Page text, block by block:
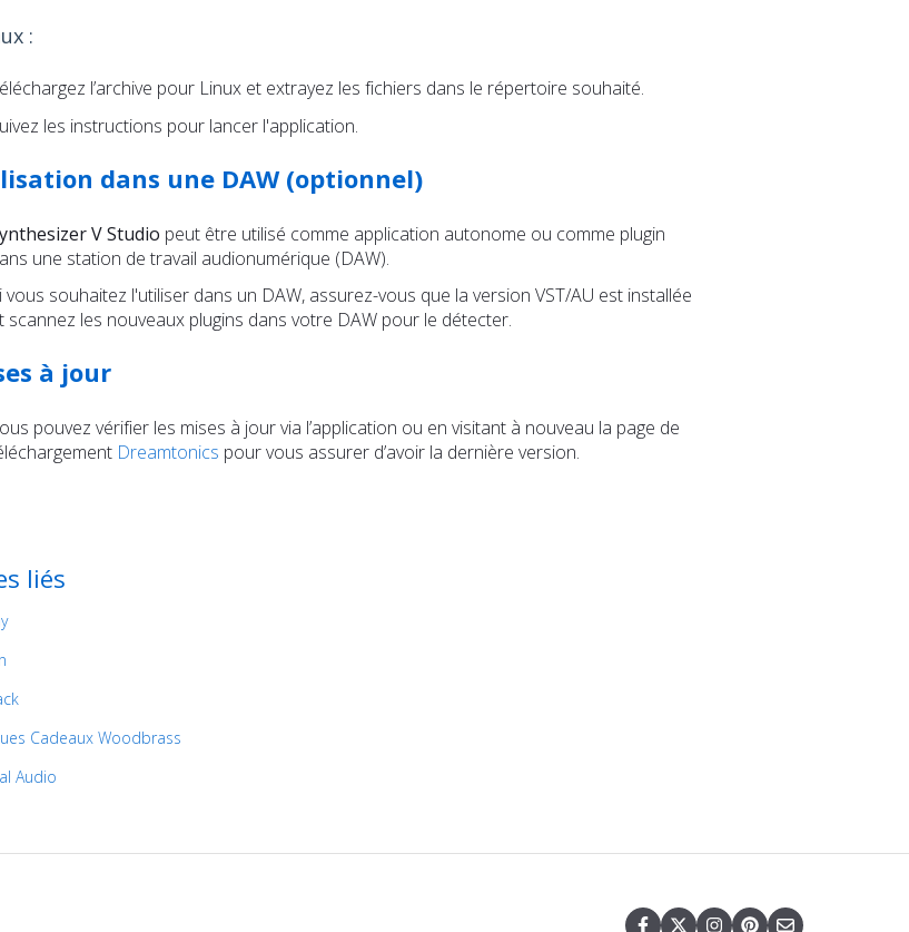
:
l’archive pour Linux et extrayez les fichiers dans le répertoire souhaité.
les instructions pour lancer l'application.
dans une DAW (optionnel)
V Studio peut être utilisé comme application autonome ou comme plugin
une station de travail audionumérique (DAW).
vous souhaitez l'utiliser dans un DAW, assurez-vous que la version VST/AU est installée
scannez les nouveaux plugins dans votre DAW pour le détecter.
à jour
pouvez vérifier les mises à jour via l’application ou en visitant à nouveau la page de
Dreamtonics pour vous assurer d’avoir la dernière version.
liés
Cadeaux Woodbrass
Audio